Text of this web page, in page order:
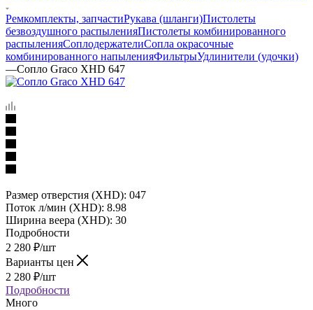
Ремкомплекты, запчастиРукава (шланги)Пистолеты
безвоздушного распыленияПистолеты комбинированного
распыленияСоплодержателиСопла окрасочные
комбинированного напыленияФильтрыУдлинители (удочки)
—Сопло Graco XHD 647
Размер отверстия (XHD): 047
Поток л/мин (XHD): 8.98
Ширина веера (XHD): 30
Подробности
2 280 ₽/шт
Варианты цен
2 280 ₽/шт
Подробности
Много